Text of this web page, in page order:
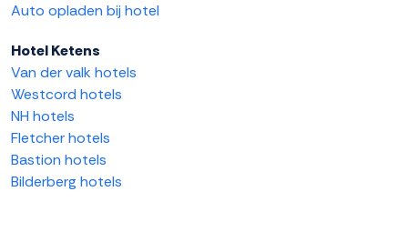
Auto opladen bij hotel
Hotel Ketens
Van der valk hotels
Westcord hotels
NH hotels
Fletcher hotels
Bastion hotels
Bilderberg hotels